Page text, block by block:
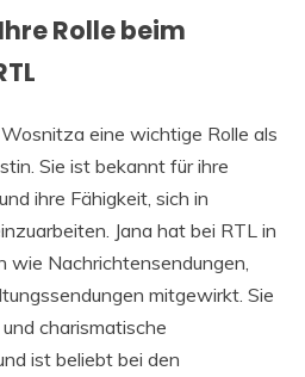
Rolle beim
eine wichtige Rolle als
Sie ist bekannt für ihre
ihre Fähigkeit, sich in
Jana hat bei RTL in
wie Nachrichtensendungen,
mitgewirkt. Sie
charismatische
ist beliebt bei den